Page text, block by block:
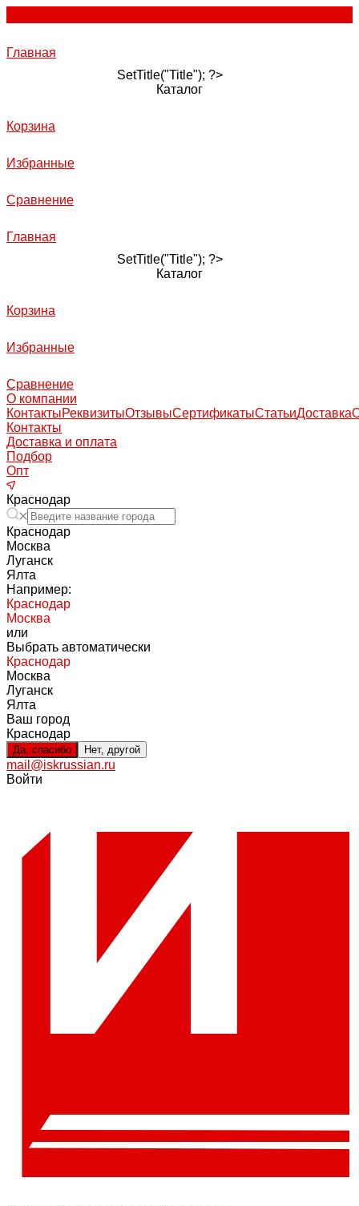
Главная
SetTitle("Title"); ?>
Каталог
Корзина
Избранные
Сравнение
Главная
SetTitle("Title"); ?>
Каталог
Корзина
Избранные
Сравнение
О компании
КонтактыРеквизитыОтзывыСертификатыСтатьиДоставка
Контакты
Доставка и оплата
Подбор
Опт
Краснодар
Краснодар
Москва
Луганск
Ялта
Например:
Краснодар
Москва
или
Выбрать автоматически
Краснодар
Москва
Луганск
Ялта
Ваш город
Краснодар
Да, спасибо Нет, другой
mail@iskrussian.ru
Войти